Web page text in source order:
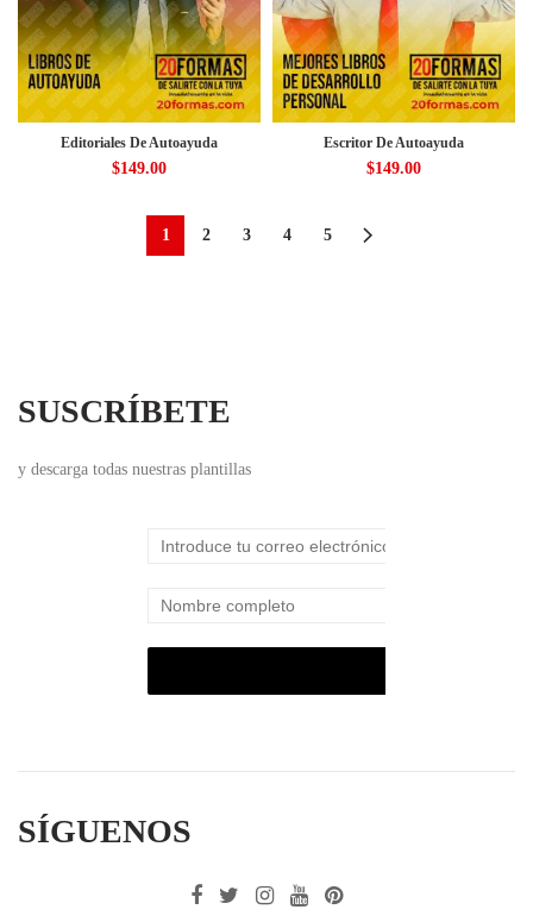
Editoriales De Autoayuda
$149.00
Escritor De Autoayuda
$149.00
1 2 3 4 5
SUSCRÍBETE
y descarga todas nuestras plantillas
SÍGUENOS